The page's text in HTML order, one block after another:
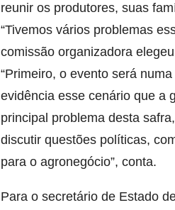
reunir os produtores, suas
“Tivemos vários problemas
comissão organizadora
“Primeiro, o evento será
evidência esse cenário que a
principal problema desta
discutir questões políticas,
para o agronegócio”, conta.
Para o secretário de Estado